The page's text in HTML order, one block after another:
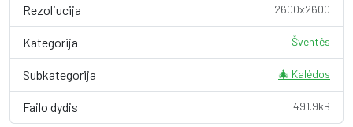
Rezoliucija 2600x2600
Kategorija Šventės
Subkategorija 🎄 Kalėdos
Failo dydis 491.9kB